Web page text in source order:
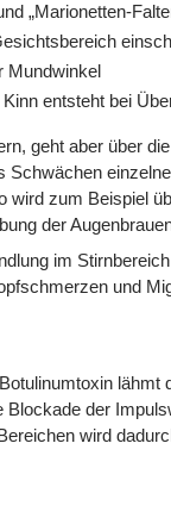
„Marionetten-
Mundwinkel
entsteht bei
geht aber über
Schwächen
zum Beispiel
der
im
und
Blockade der
wird